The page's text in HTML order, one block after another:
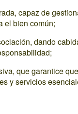
capaz de
el bien común;
dando
que garantice
y servicios